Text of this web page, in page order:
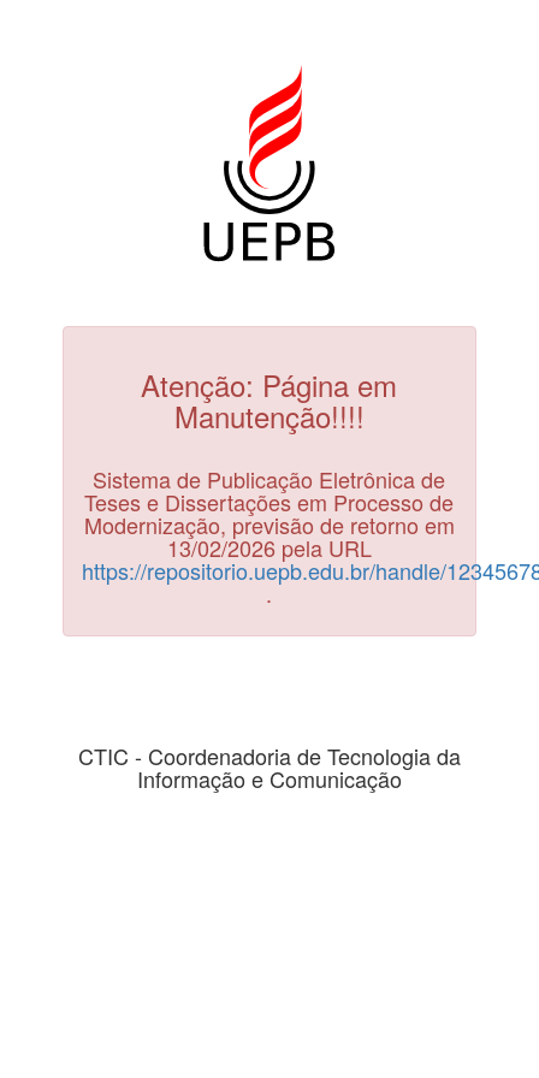
Atenção: Página em
Manutenção!!!!
Sistema de Publicação Eletrônica de
Teses e Dissertações em Processo de
Modernização, previsão de retorno em
13/02/2026 pela URL
https://repositorio.uepb.edu.br/handle/
.
CTIC - Coordenadoria de Tecnologia da
Informação e Comunicação